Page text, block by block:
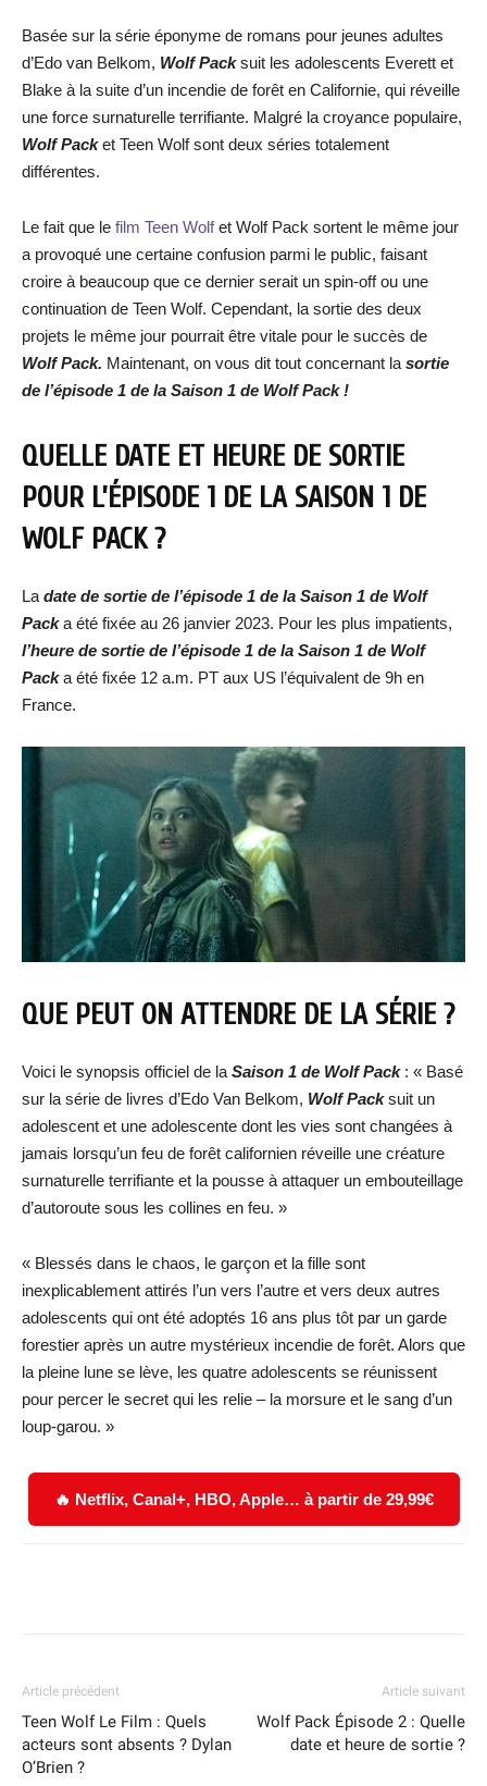
Basée sur la série éponyme de romans pour jeunes adultes
d’Edo van Belkom, Wolf Packsuit les adolescents Everett et
Blake à la suite d’un incendie de forêt en Californie, qui réveille
une force surnaturelle terrifiante. Malgré la croyance populaire,
Wolf Packet Teen Wolf sont deux séries totalement
différentes.
Le fait que le film Teen Wolfet Wolf Pack sortent le même jour
a provoqué une certaine confusion parmi le public, faisant
croire à beaucoup que ce dernier serait un spin-off ou une
continuation de Teen Wolf. Cependant, la sortie des deux
projets le même jour pourrait être vitale pour le succès de
Wolf Pack. Maintenant, on vous dit tout concernant la sortie
de l’épisode 1 de la Saison 1 de Wolf Pack !
QUELLE DATE ET HEURE DE SORTIE
POUR L’ÉPISODE 1 DE LA SAISON 1 DE
WOLF PACK?
La date de sortie de l’épisode 1 de la Saison 1 de Wolf
Packa été fixée au 26 janvier 2023. Pour les plus impatients,
l’heure de sortie de l’épisode 1 de la Saison 1 de Wolf
Pack a été fixée 12 a.m. PT aux US l’équivalent de 9h en
France.
QUE PEUT ON ATTENDRE DE LA SÉRIE ?
Voici le synopsis officiel de la Saison 1 de Wolf Pack: « Basé
sur la série de livres d’Edo Van Belkom, Wolf Packsuit un
adolescent et une adolescente dont les vies sont changées à
jamais lorsqu’un feu de forêt californien réveille une créature
surnaturelle terrifiante et la pousse à attaquer un embouteillage
d’autoroute sous les collines en feu. »
« Blessés dans le chaos, le garçon et la fille sont
inexplicablement attirés l’un vers l’autre et vers deux autres
adolescents qui ont été adoptés 16 ans plus tôt par un garde
forestier après un autre mystérieux incendie de forêt. Alors que
la pleine lune se lève, les quatre adolescents se réunissent
pour percer le secret qui les relie – la morsure et le sang d’un
loup-garou. »
🔥 Netflix, Canal+, HBO, Apple… à partir de 29,99€
Article précédent
Teen Wolf Le Film : Quels
acteurs sont absents ? Dylan
O’Brien ?
Article suivant
Wolf Pack Épisode 2 : Quelle
date et heure de sortie ?